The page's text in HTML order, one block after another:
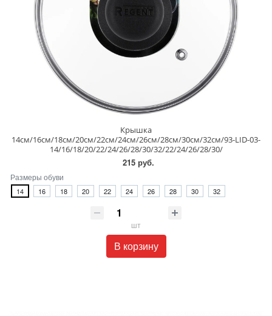
Крышка
14см/16см/18см/20см/22см/24см/26см/28см/30см/32см/93-LID-03-
14/16/18/20/22/24/26/28/30/32/22/24/26/28/30/
215 руб.
Размеры обуви
14 16 18 20 22 24 26 28 30 32
шт
В корзину